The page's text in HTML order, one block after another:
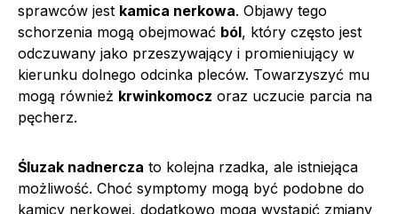
sprawców jest kamica nerkowa. Objawy tego
schorzenia mogą obejmować ból, który często jest
odczuwany jako przeszywający i promieniujący w
kierunku dolnego odcinka pleców. Towarzyszyć mu
mogą również krwinkomocz oraz uczucie parcia na
pęcherz.
Śluzak nadnercza to kolejna rzadka, ale istniejąca
możliwość. Choć symptomy mogą być podobne do
kamicy nerkowej, dodatkowo mogą wystąpić zmiany